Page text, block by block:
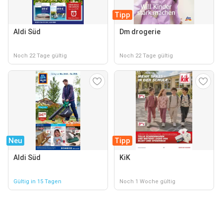
Aldi Süd
Noch 22 Tage gültig
Tipp
Dm drogerie
Noch 22 Tage gültig
Neu
Aldi Süd
Gültig in 15 Tagen
Tipp
KiK
Noch 1 Woche gültig